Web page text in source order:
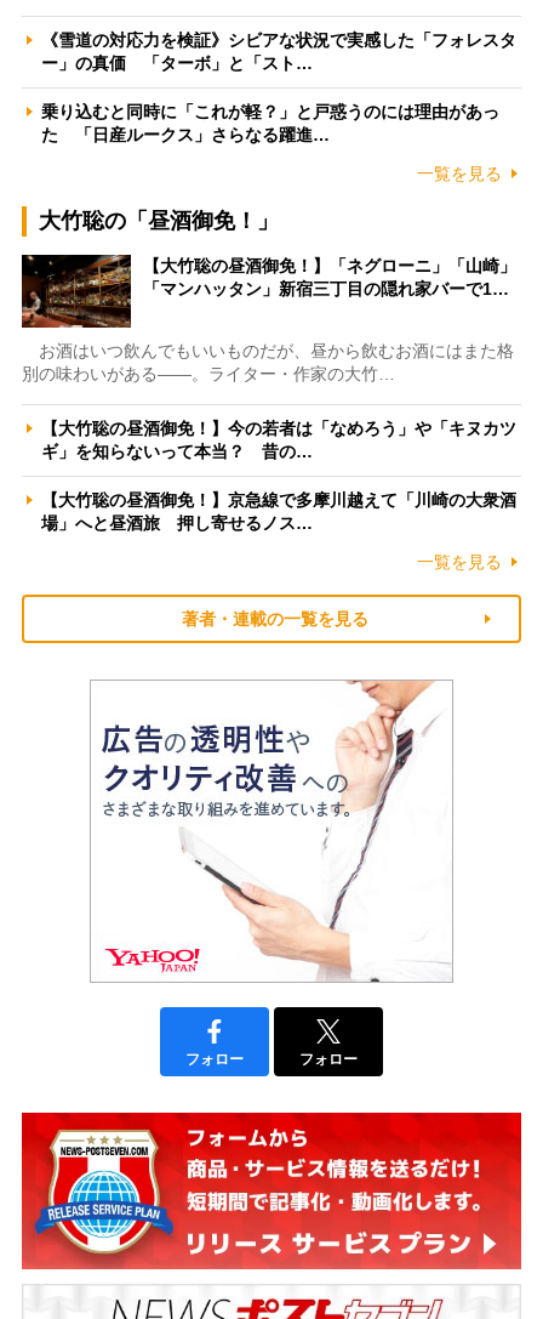
《雪道の対応力を検証》シビアな状況で実感した「フォレスタ
ー」の真価 「ターボ」と「スト…
乗り込むと同時に「これが軽？」と戸惑うのには理由があっ
た 「日産ルークス」さらなる躍進…
一覧を見る
大竹聡の「昼酒御免！」
【大竹聡の昼酒御免！】「ネグローニ」「山崎」
「マンハッタン」新宿三丁目の隠れ家バーで1…
お酒はいつ飲んでもいいものだが、昼から飲むお酒にはまた格
別の味わいがある――。ライター・作家の大竹…
【大竹聡の昼酒御免！】今の若者は「なめろう」や「キヌカツ
ギ」を知らないって本当？ 昔の…
【大竹聡の昼酒御免！】京急線で多摩川越えて「川崎の大衆酒
場」へと昼酒旅 押し寄せるノス…
一覧を見る
著者・連載の一覧を見る
フォロー フォロー